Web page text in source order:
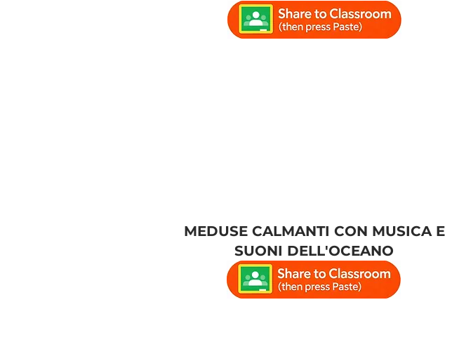
MEDUSE CALMANTI CON MUSICA E
SUONI DELL'OCEANO